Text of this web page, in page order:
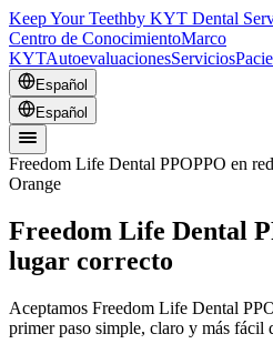
Keep Your Teethby KYT Dental
Centro de ConocimientoMarco
KYTAutoevaluacionesServicios
Español
Español
Freedom Life Dental PPOPPO en red
Orange
Freedom Life Dental
lugar correcto
Aceptamos Freedom Life Dental
primer paso simple, claro y más fácil